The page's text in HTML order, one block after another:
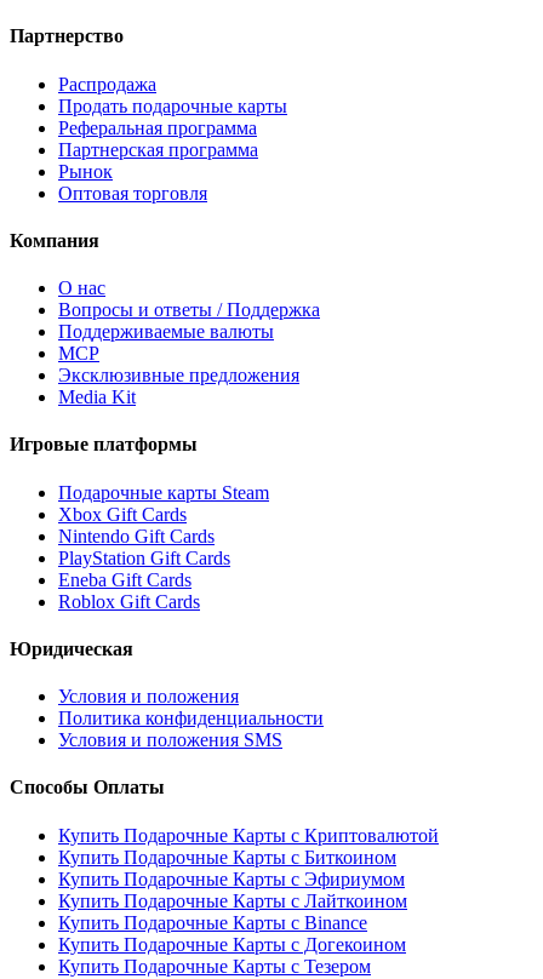
Партнерство
Распродажа
Продать подарочные карты
Реферальная программа
Партнерская программа
Рынок
Оптовая торговля
Компания
О нас
Вопросы и ответы / Поддержка
Поддерживаемые валюты
MCP
Эксклюзивные предложения
Media Kit
Игровые платформы
Подарочные карты Steam
Xbox Gift Cards
Nintendo Gift Cards
PlayStation Gift Cards
Eneba Gift Cards
Roblox Gift Cards
Юридическая
Условия и положения
Политика конфиденциальности
Условия и положения SMS
Способы Оплаты
Купить Подарочные Карты с Криптовалютой
Купить Подарочные Карты с Биткоином
Купить Подарочные Карты с Эфириумом
Купить Подарочные Карты с Лайткоином
Купить Подарочные Карты с Binance
Купить Подарочные Карты с Догекоином
Купить Подарочные Карты с Тезером